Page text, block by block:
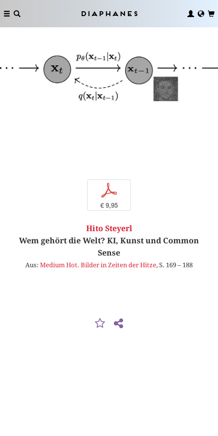
Diaphanes
p
€ 9,95
Hito Steyerl
Wem gehört die Welt? KI, Kunst und Common
Sense
Aus: Medium Hot. Bilder in Zeiten der Hitze, S. 169 – 188